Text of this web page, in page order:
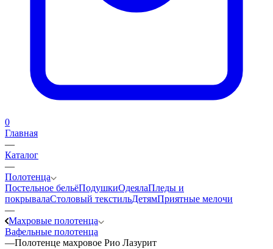
0
Главная
—
Каталог
—
Полотенца
Постельное бельёПодушкиОдеялаПледы и
покрывалаСтоловый текстильДетямПриятные мелочи
—
Махровые полотенца
Вафельные полотенца
—Полотенце махровое Рио Лазурит